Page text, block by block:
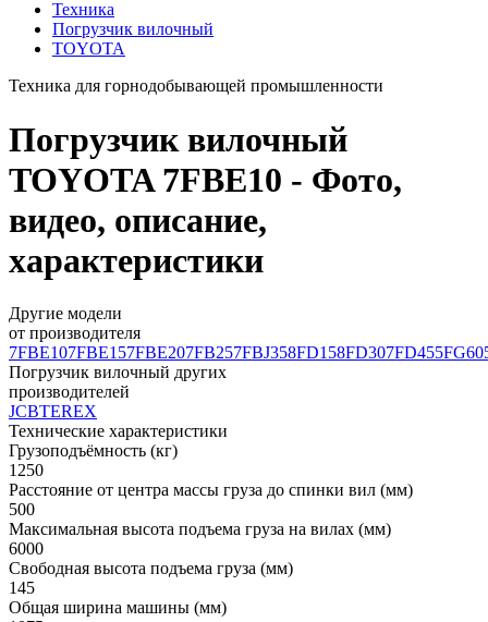
Техника
Погрузчик вилочный
TOYOTA
Техника для горнодобывающей промышленности
Погрузчик вилочный
TOYOTA 7FBE10 - Фото,
видео, описание,
характеристики
Другие модели
от производителя
7FBE107FBE157FBE207FB257FBJ358FD158FD307FD455FG60
Погрузчик вилочный других
производителей
JCBTEREX
Технические характеристики
Грузоподъёмность (кг)
1250
Расстояние от центра массы груза до спинки вил (мм)
500
Максимальная высота подъема груза на вилах (мм)
6000
Свободная высота подъема груза (мм)
145
Общая ширина машины (мм)